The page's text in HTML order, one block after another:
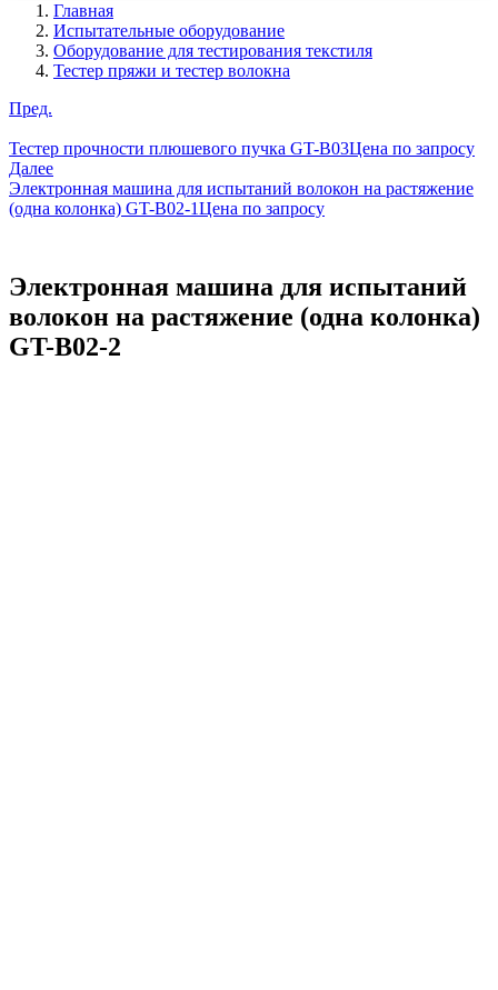
Главная
Испытательные оборудование
Оборудование для тестирования текстиля
Тестер пряжи и тестер волокна
Пред.
Тестер прочности плюшевого пучка GT-B03Цена по запросу
Далее
Электронная машина для испытаний волокон на растяжение
(одна колонка) GT-B02-1Цена по запросу
Электронная машина для испытаний
волокон на растяжение (одна колонка)
GT-B02-2